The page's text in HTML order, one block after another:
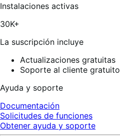
Instalaciones activas
30K+
La suscripción incluye
Actualizaciones gratuitas
Soporte al cliente gratuito
Ayuda y soporte
Documentación
Solicitudes de funciones
Obtener ayuda y soporte